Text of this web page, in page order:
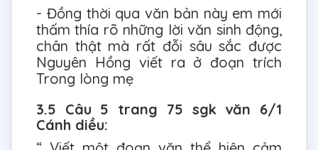
- Đồng thời qua văn bản này em mới
thấm thía rõ những lời văn sinh động,
chân thật mà rất đỗi sâu sắc được
Nguyên Hồng viết ra ở đoạn trích
Trong lòng mẹ
3.5 Câu 5 trang 75 sgk văn 6/1
Cánh diều: